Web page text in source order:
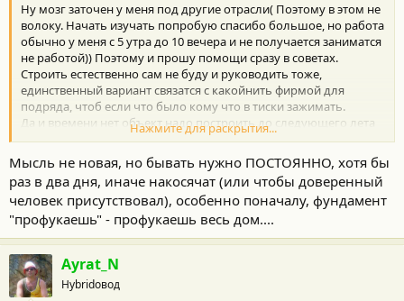
Ну мозг заточен у меня под другие отрасли( Поэтому в этом не
волоку. Начать изучать попробую спасибо большое, но работа
обычно у меня с 5 утра до 10 вечера и не получается заниматся
не работой)) Поэтому и прошу помощи сразу в советах.
Строить естественно сам не буду и руководить тоже,
единственный вариант связатся с какойнить фирмой для
подряда, чтоб если что было кому что в тиски зажимать.
Да и времени нет объект надо построить до следующего лета
максимум до осени(
Планирую приезжать на объект принимать работу поэтапно.
Не плохоб былоб какогонить прораба верного найти) Да гдеж
их взять))
Нажмите для раскрытия...
Мысль не новая, но бывать нужно ПОСТОЯННО, хотя бы
раз в два дня, иначе накосячат (или чтобы доверенный
человек присутствовал), особенно поначалу, фундамент
"профукаешь" - профукаешь весь дом....
Ayrat_N
Hybridовод